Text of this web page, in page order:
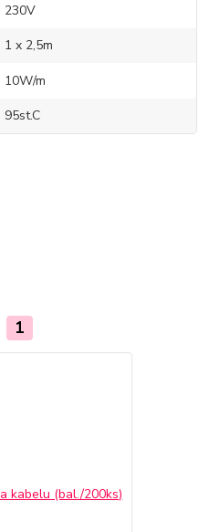
230V
1 x 2,5m
10W/m
95st.C
1